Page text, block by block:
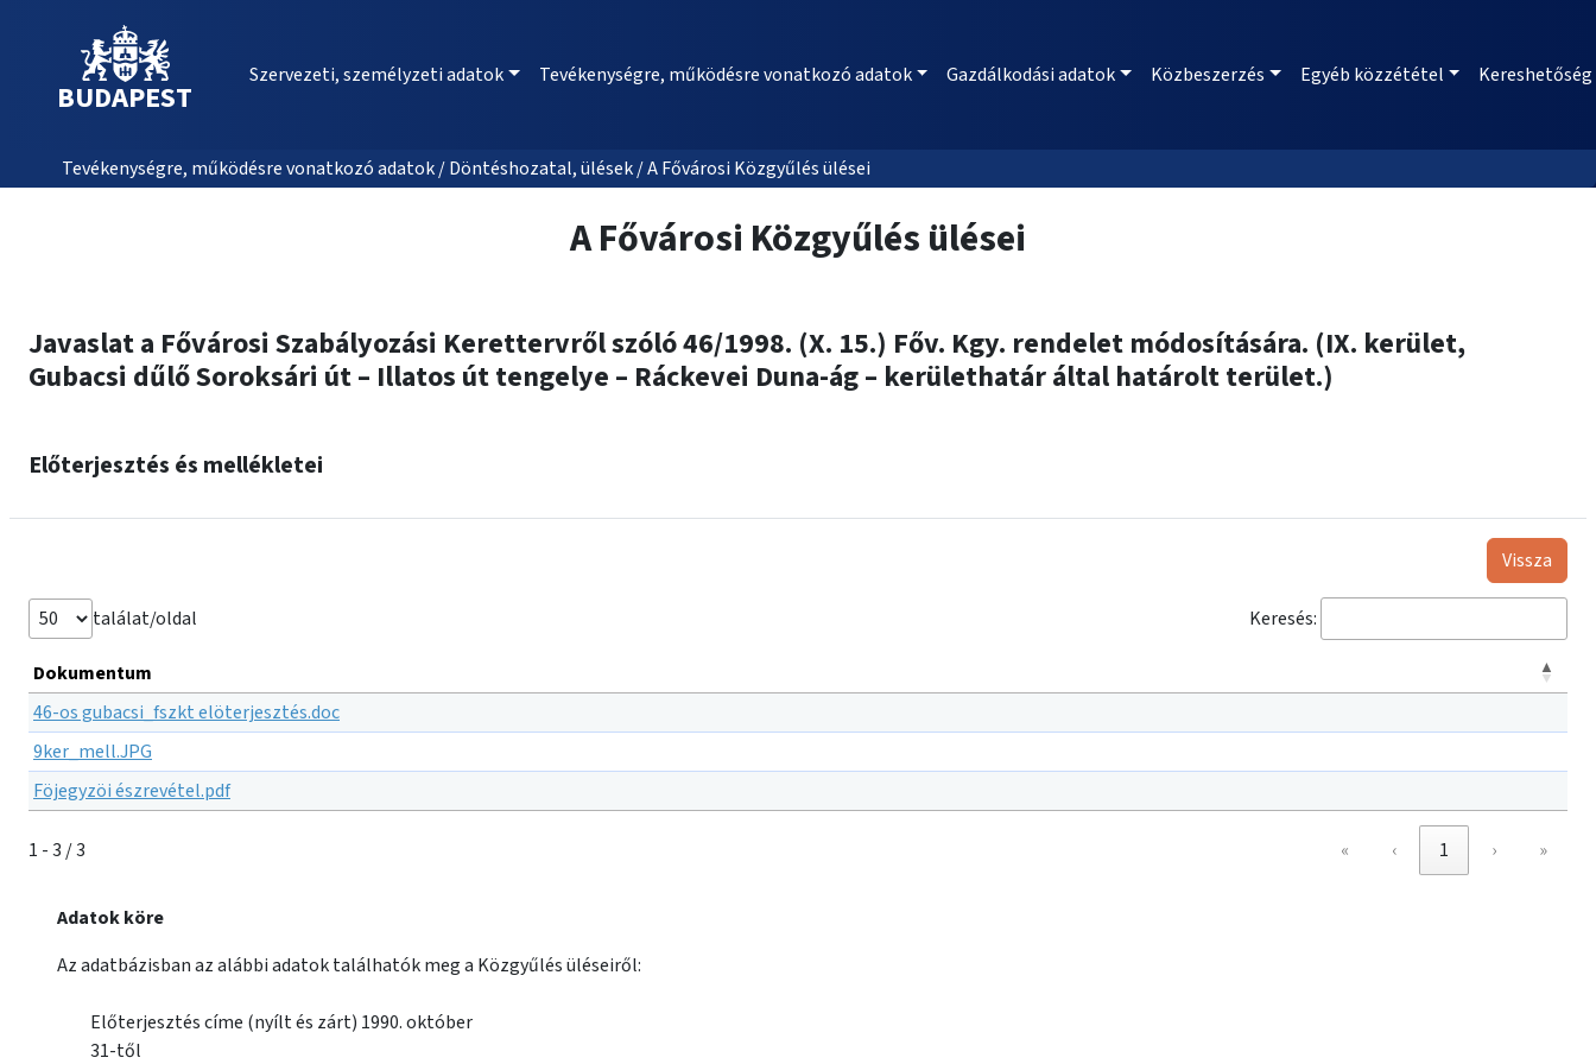
BUDAPEST
Szervezeti, személyzeti adatok Tevékenységre, működésre vonatkozó adatok Gazdálkodási adatok Közbeszerzés Egyéb közzététel Kereshetőség
Tevékenységre, működésre vonatkozó adatok / Döntéshozatal, ülések / A Fővárosi Közgyűlés ülései
A Fővárosi Közgyűlés ülései
Javaslat a Fővárosi Szabályozási Kerettervről szóló 46/1998. (X. 15.) Főv. Kgy. rendelet módosítására. (IX. kerület,
Gubacsi dűlő Soroksári út – Illatos út tengelye – Ráckevei Duna-ág – kerülethatár által határolt terület.)
Előterjesztés és mellékletei
Vissza
találat/oldal Keresés:
Dokumentum
46-os gubacsi_fszkt elöterjesztés.doc
9ker_mell.JPG
Föjegyzöi észrevétel.pdf
1 - 3 / 3 « ‹ 1 › »
Adatok köre
Az adatbázisban az alábbi adatok találhatók meg a Közgyűlés üléseiről:
Előterjesztés címe (nyílt és zárt) 1990. október
31-től